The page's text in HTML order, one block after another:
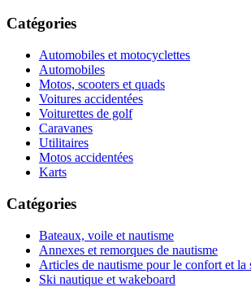
Catégories
Automobiles et motocyclettes
Automobiles
Motos, scooters et quads
Voitures accidentées
Voiturettes de golf
Caravanes
Utilitaires
Motos accidentées
Karts
Catégories
Bateaux, voile et nautisme
Annexes et remorques de nautisme
Articles de nautisme pour le confort et la
Ski nautique et wakeboard